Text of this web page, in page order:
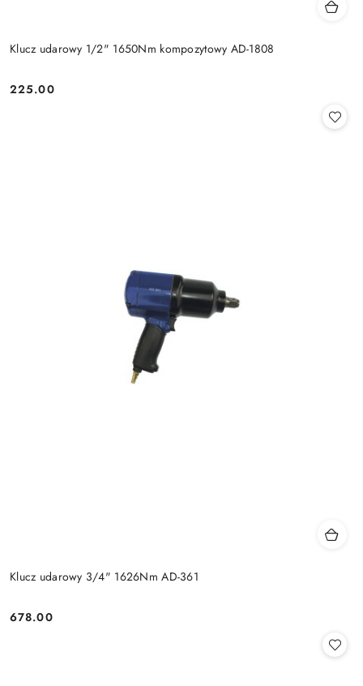
Klucz udarowy 1/2" 1650Nm kompozytowy AD-1808
Cena:
225.00
Klucz udarowy 3/4" 1626Nm AD-361
Cena:
678.00